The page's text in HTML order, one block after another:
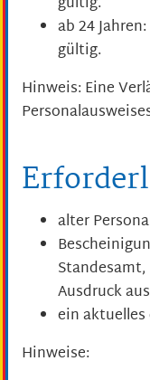
ab 24
gültig.
Hinweis: Eine
alter
Ausdruck
ein
Hinweise: